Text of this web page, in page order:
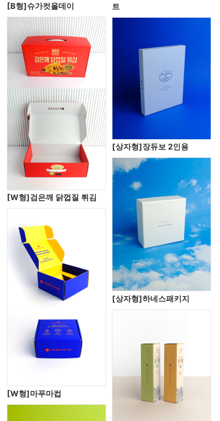
[B형]슈가컷올데이
트
[W형]검은깨 닭껍질 튀김
[상자형]장듀보 2인용
[W형]마푸마컵
[상자형]하네스패키지